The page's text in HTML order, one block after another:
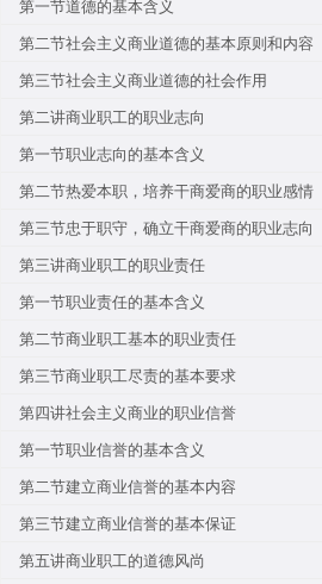
第一节道德的基本含义
第二节社会主义商业道德的基本原则和内容
第三节社会主义商业道德的社会作用
第二讲商业职工的职业志向
第一节职业志向的基本含义
第二节热爱本职，培养干商爱商的职业感情
第三节忠于职守，确立干商爱商的职业志向
第三讲商业职工的职业责任
第一节职业责任的基本含义
第二节商业职工基本的职业责任
第三节商业职工尽责的基本要求
第四讲社会主义商业的职业信誉
第一节职业信誉的基本含义
第二节建立商业信誉的基本内容
第三节建立商业信誉的基本保证
第五讲商业职工的道德风尚